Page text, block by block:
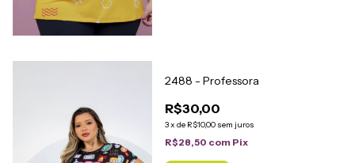
2488 - Professora
R$30,00
3x de R$10,00 sem juros
R$28,50 com Pix